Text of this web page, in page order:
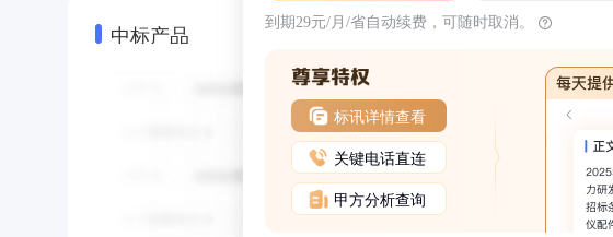
中标产品 到期29元/月/省自动续费，可随时取消。
标讯详情查看
关键电话直连
甲方分析查询